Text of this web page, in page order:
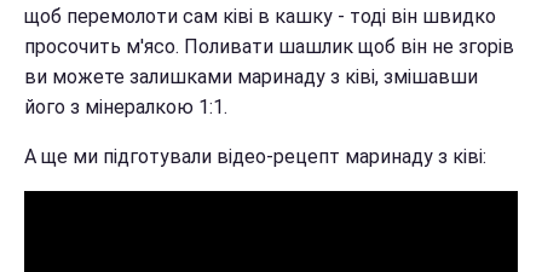
щоб перемолоти сам ківі в кашку - тоді він швидко
просочить м'ясо. Поливати шашлик щоб він не згорів
ви можете залишками маринаду з ківі, змішавши
його з мінералкою 1:1.
А ще ми підготували відео-рецепт маринаду з ківі: